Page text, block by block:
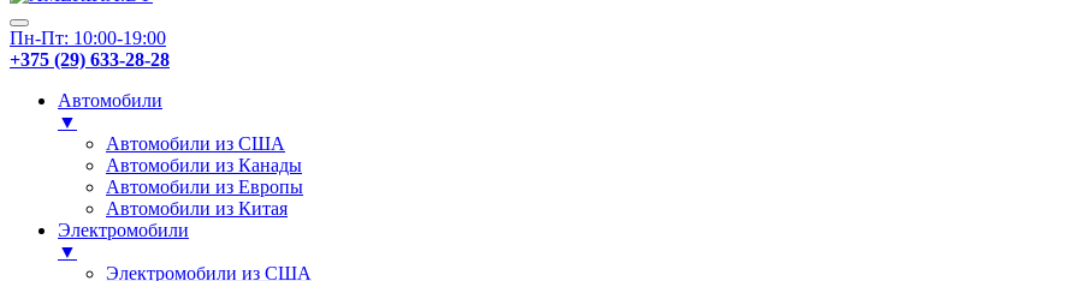
Пн-Пт: 10:00-19:00
+375 (29) 633-28-28
Автомобили
▼
Автомобили из США
Автомобили из Канады
Автомобили из Европы
Автомобили из Китая
Электромобили
▼
Электромобили из США